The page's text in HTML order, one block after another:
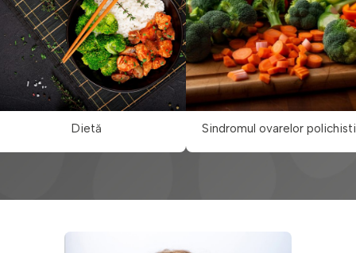
Dietă Sindromul ovarelor